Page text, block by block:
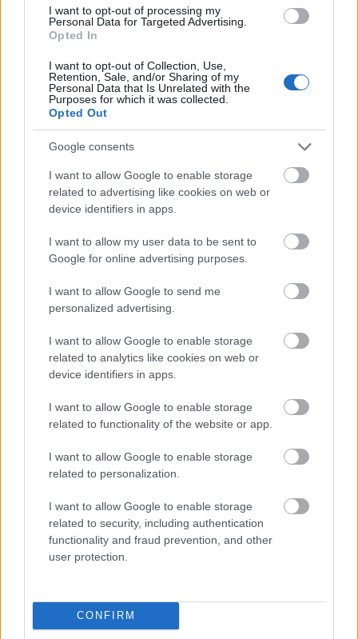
I want to opt-out of processing my
Personal Data for Targeted Advertising.
Opted In
I want to opt-out of Collection, Use,
Retention, Sale, and/or Sharing of my
Personal Data that Is Unrelated with the
Purposes for which it was collected.
Opted Out
Google consents
I want to allow Google to enable storage
related to advertising like cookies on web or
device identifiers in apps.
I want to allow my user data to be sent to
Google for online advertising purposes.
I want to allow Google to send me
personalized advertising.
I want to allow Google to enable storage
related to analytics like cookies on web or
device identifiers in apps.
I want to allow Google to enable storage
related to functionality of the website or app.
I want to allow Google to enable storage
related to personalization.
I want to allow Google to enable storage
related to security, including authentication
functionality and fraud prevention, and other
user protection.
CONFIRM
Egyelőre még nem tudni, hogy azAzt (It)mikor fogják
bemutatni.
tovább
Mégsem készül el a milliók által várt film?
2015. 05. 28.|Kultúrpart
Mégsem A törvény nevében, a
rendezője, Cary Fukunaga rendeziStephen King
egyik
legismertebb regényének, azAz-nak filmes változatát, adta
hírül aTheWrap.
tovább
Őrület, mire képesek a rajongók!